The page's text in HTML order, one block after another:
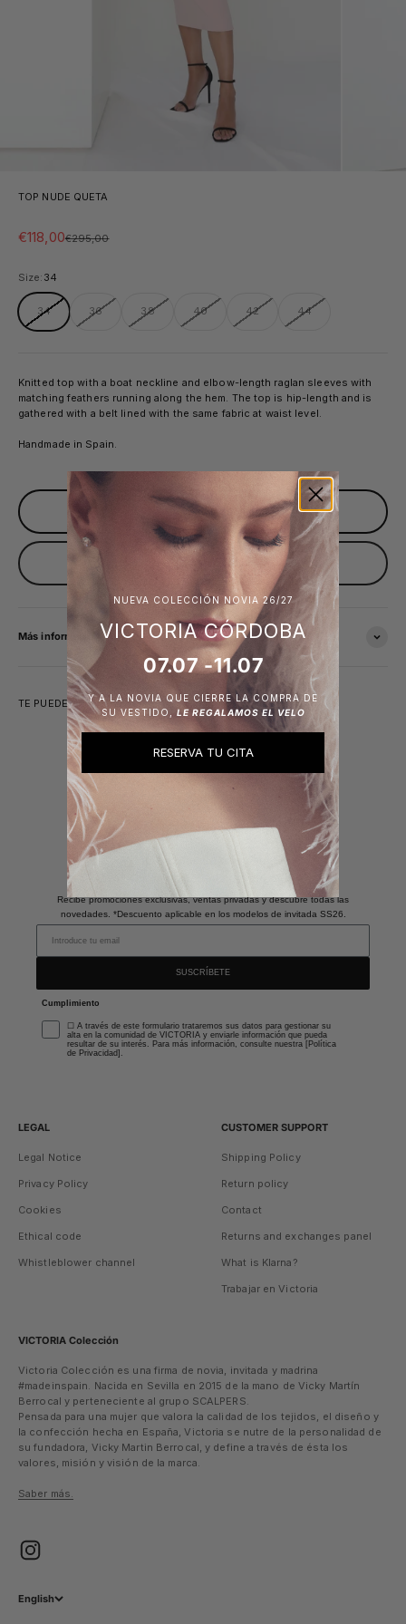
TOP NUDE QUETA
Sale price
€118,00Regular price
€295,00
Size: 34
34 36 38 40 42 44
Knitted top with a boat neckline and elbow-length raglan sleeves with
matching feathers running along the hem. The top is hip-length and is
gathered with a belt lined with the same fabric at waist level.
Handmade in Spain.
Sold out
Avísame cuando esté disponible
Más información
TE PUEDE INTERESAR
Únete a nuestra newsletter
y Obtén un 10% de descuento
Recibe promociones exclusivas, ventas privadas y descubre todas las
novedades. *Descuento aplicable en los modelos de invitada SS26.
SUSCRÍBETE
Cumplimiento
☐ A través de este formulario trataremos sus datos para gestionar su
alta en la comunidad de VICTORIA y enviarle información que pueda
resultar de su interés. Para más información, consulte nuestra [Política
de Privacidad].
LEGAL
Legal Notice
Privacy Policy
Cookies
Ethical code
Whistleblower channel
CUSTOMER SUPPORT
Shipping Policy
Return policy
Contact
Returns and exchanges panel
What is Klarna?
Trabajar en Victoria
VICTORIA Colección
Victoria Colección es una firma de novia, invitada y madrina
#madeinspain. Nacida en Sevilla en 2015 de la mano de Vicky Martín
Berrocal y perteneciente al grupo SCALPERS.
Pensada para una mujer que valora la calidad de los tejidos, el diseño y
la confección hecha en España, Victoria se nutre de la personalidad de
su fundadora, Vicky Martin Berrocal, y define a través de ésta los
valores, misión y visión de la marca.
Saber más.
English
NUEVA COLECCIÓN NOVIA 26/27
VICTORIA CÓRDOBA
07.07 -11.07
Y A LA NOVIA QUE CIERRE LA COMPRA DE
SU VESTIDO, LE REGALAMOS EL VELO
RESERVA TU CITA